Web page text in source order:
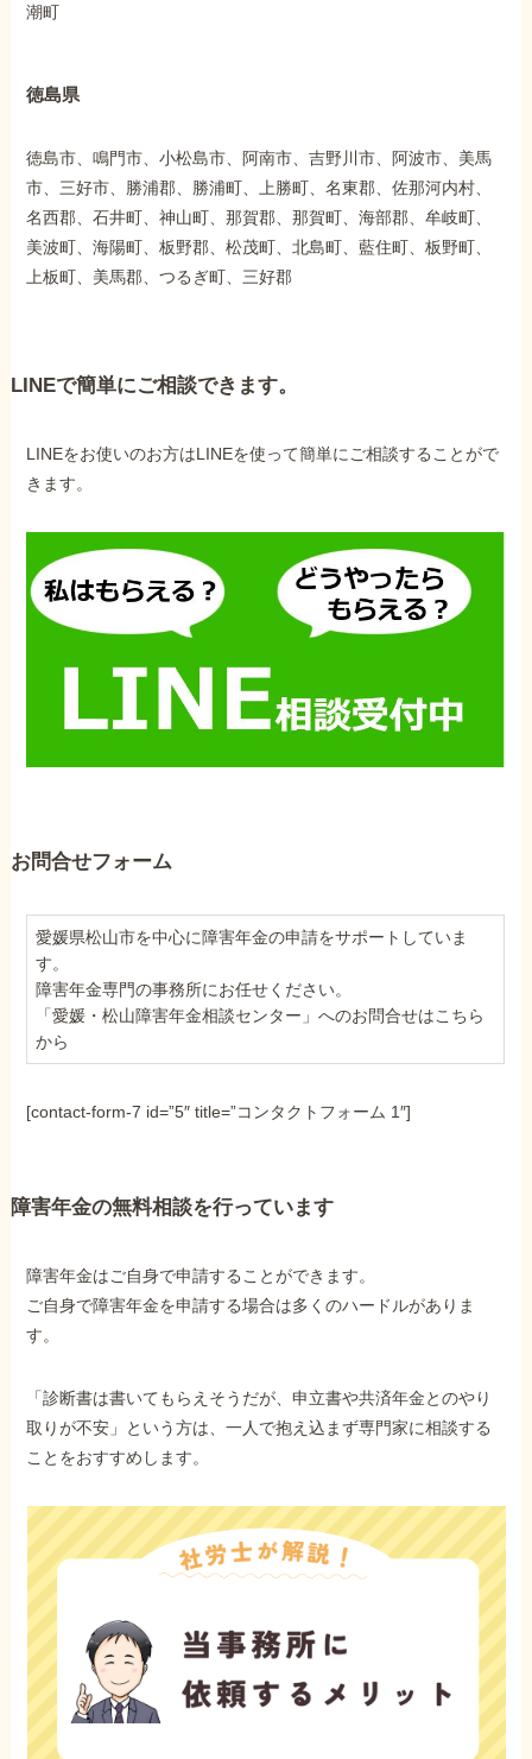
潮町
徳島県
徳島市、鳴門市、小松島市、阿南市、吉野川市、阿波市、美馬
市、三好市、勝浦郡、勝浦町、上勝町、名東郡、佐那河内村、
名西郡、石井町、神山町、那賀郡、那賀町、海部郡、牟岐町、
美波町、海陽町、板野郡、松茂町、北島町、藍住町、板野町、
上板町、美馬郡、つるぎ町、三好郡
LINEで簡単にご相談できます。
LINEをお使いのお方はLINEを使って簡単にご相談することがで
きます。
お問合せフォーム
愛媛県松山市を中心に障害年金の申請をサポートしていま
す。
障害年金専門の事務所にお任せください。
「愛媛・松山障害年金相談センター」へのお問合せはこちら
から
[contact-form-7 id=”5″ title=”コンタクトフォーム 1″]
障害年金の無料相談を行っています
障害年金はご自身で申請することができます。
ご自身で障害年金を申請する場合は多くのハードルがありま
す。
「診断書は書いてもらえそうだが、申立書や共済年金とのやり
取りが不安」という方は、一人で抱え込まず専門家に相談する
ことをおすすめします。